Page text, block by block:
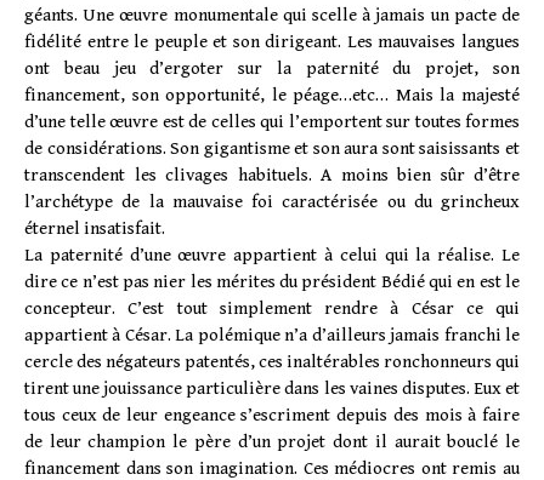
géants. Une œuvre monumentale qui scelle à jamais un pacte de
fidélité entre le peuple et son dirigeant. Les mauvaises langues
ont beau jeu d’ergoter sur la paternité du projet, son
financement, son opportunité, le péage…etc… Mais la majesté
d’une telle œuvre est de celles qui l’emportent sur toutes formes
de considérations. Son gigantisme et son aura sont saisissants et
transcendent les clivages habituels. A moins bien sûr d’être
l’archétype de la mauvaise foi caractérisée ou du grincheux
éternel insatisfait.
La paternité d’une œuvre appartient à celui qui la réalise. Le
dire ce n’est pas nier les mérites du président Bédié qui en est le
concepteur. C’est tout simplement rendre à César ce qui
appartient à César. La polémique n’a d’ailleurs jamais franchi le
cercle des négateurs patentés, ces inaltérables ronchonneurs qui
tirent une jouissance particulière dans les vaines disputes. Eux et
tous ceux de leur engeance s’escriment depuis des mois à faire
de leur champion le père d’un projet dont il aurait bouclé le
financement dans son imagination. Ces médiocres ont remis au